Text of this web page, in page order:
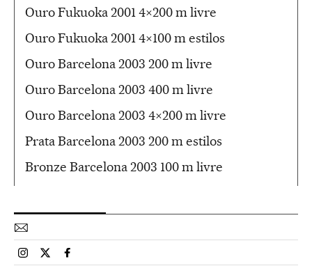
Ouro Fukuoka 2001 4×200 m livre
Ouro Fukuoka 2001 4×100 m estilos
Ouro Barcelona 2003 200 m livre
Ouro Barcelona 2003 400 m livre
Ouro Barcelona 2003 4×200 m livre
Prata Barcelona 2003 200 m estilos
Bronze Barcelona 2003 100 m livre
Esportes El País Brasil en Instagram
Esportes El País Brasil en Twitter
Esportes El País Brasil en Facebook